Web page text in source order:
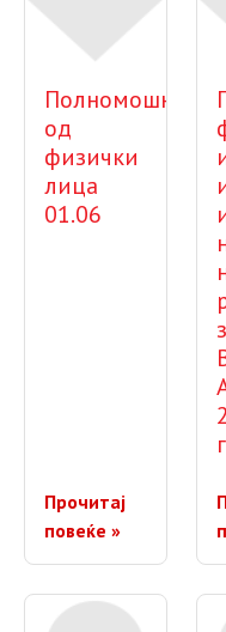
Полномошно
од
физички
лица
01.06
Прочитај
повеќе »